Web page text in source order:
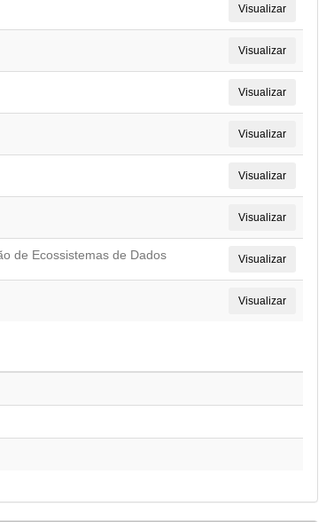
Visualizar
Visualizar
Visualizar
Visualizar
Visualizar
Visualizar
de Ecossistemas de Dados Visualizar
Visualizar